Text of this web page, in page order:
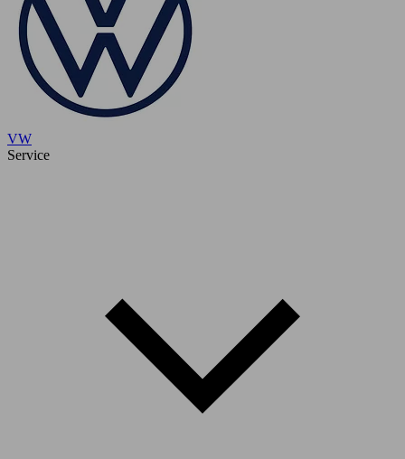
VW
Service